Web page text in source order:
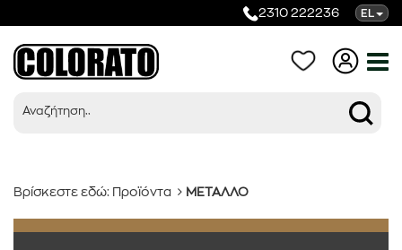
2310 222236 EL
Βρίσκεστε εδώ: Προϊόντα ΜΕΤΑΛΛΟ